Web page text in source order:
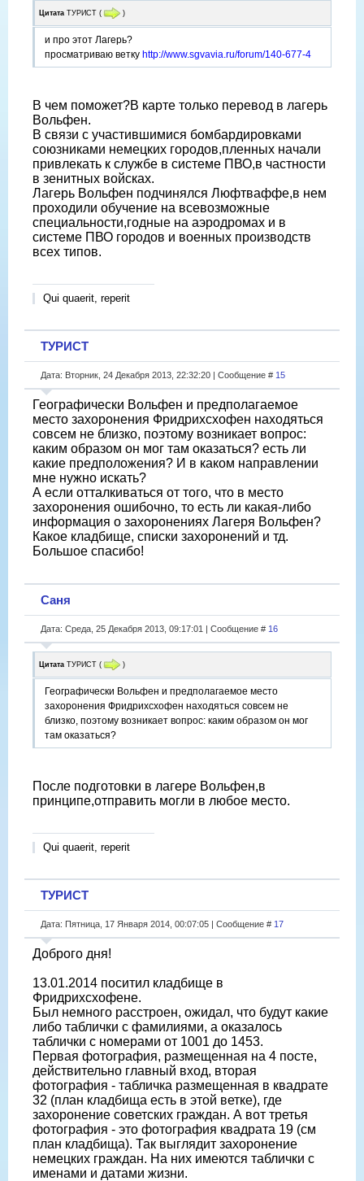
Цитата ТУРИСТ ( )
и про этот Лагерь?
просматриваю ветку http://www.sgvavia.ru/forum/140-677-4
В чем поможет?В карте только перевод в лагерь
Вольфен.
В связи с участившимися бомбардировками
союзниками немецких городов,пленных начали
привлекать к службе в системе ПВО,в частности
в зенитных войсках.
Лагерь Вольфен подчинялся Люфтваффе,в нем
проходили обучение на всевозможные
специальности,годные на аэродромах и в
системе ПВО городов и военных производств
всех типов.
Qui quaerit, reperit
ТУРИСТ
Дата: Вторник, 24 Декабря 2013, 22:32:20 | Сообщение # 15
Географически Вольфен и предполагаемое
место захоронения Фридрихсхофен находяться
совсем не близко, поэтому возникает вопрос:
каким образом он мог там оказаться? есть ли
какие предположения? И в каком направлении
мне нужно искать?
А если отталкиваться от того, что в место
захоронения ошибочно, то есть ли какая-либо
информация о захоронениях Лагеря Вольфен?
Какое кладбище, списки захоронений и тд.
Большое спасибо!
Саня
Дата: Среда, 25 Декабря 2013, 09:17:01 | Сообщение # 16
Цитата ТУРИСТ ( )
Географически Вольфен и предполагаемое место
захоронения Фридрихсхофен находяться совсем не
близко, поэтому возникает вопрос: каким образом он мог
там оказаться?
После подготовки в лагере Вольфен,в
принципе,отправить могли в любое место.
Qui quaerit, reperit
ТУРИСТ
Дата: Пятница, 17 Января 2014, 00:07:05 | Сообщение # 17
Доброго дня!
13.01.2014 поситил кладбище в
Фридрихсхофене.
Был немного расстроен, ожидал, что будут какие
либо таблички с фамилиями, а оказалось
таблички с номерами от 1001 до 1453.
Первая фотография, размещенная на 4 посте,
действительно главный вход, вторая
фотография - табличка размещенная в квадрате
32 (план кладбища есть в этой ветке), где
захоронение советских граждан. А вот третья
фотография - это фотография квадрата 19 (см
план кладбища). Так выглядит захоронение
немецких граждан. На них имеются таблички с
именами и датами жизни.